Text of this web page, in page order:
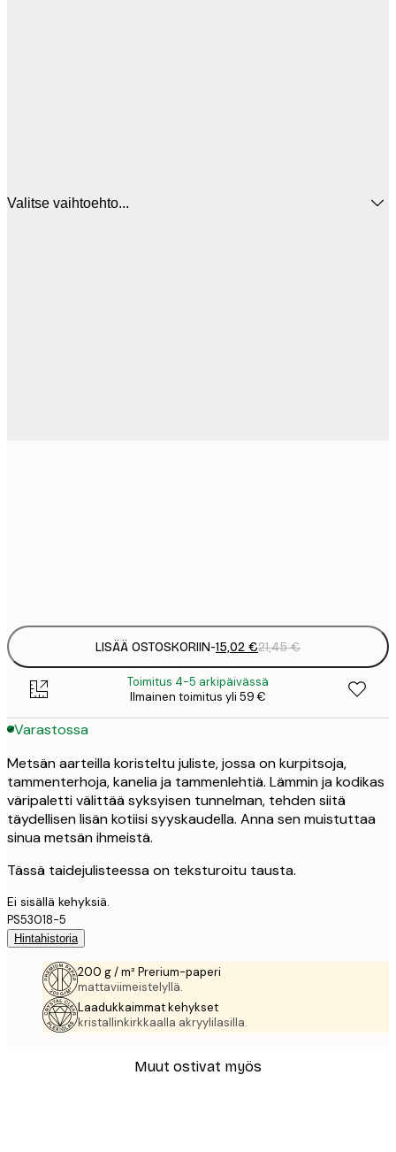
Valitse vaihtoehto...
LISÄÄ OSTOSKORIIN-15,02 €21,45 €
Toimitus 4-5 arkipäivässä
Ilmainen toimitus yli 59 €
Varastossa
Metsän aarteilla koristeltu juliste, jossa on kurpitsoja,
tammenterhoja, kanelia ja tammenlehtiä. Lämmin ja kodikas
väripaletti välittää syksyisen tunnelman, tehden siitä
täydellisen lisän kotiisi syyskaudella. Anna sen muistuttaa
sinua metsän ihmeistä.
Tässä taidejulisteessa on teksturoitu tausta.
Ei sisällä kehyksiä.
PS53018-5
Hintahistoria
200 g / m² Prerium-paperi
mattaviimeistelyllä.
Laadukkaimmat kehykset
kristallinkirkkaalla akryylilasilla.
Muut ostivat myös